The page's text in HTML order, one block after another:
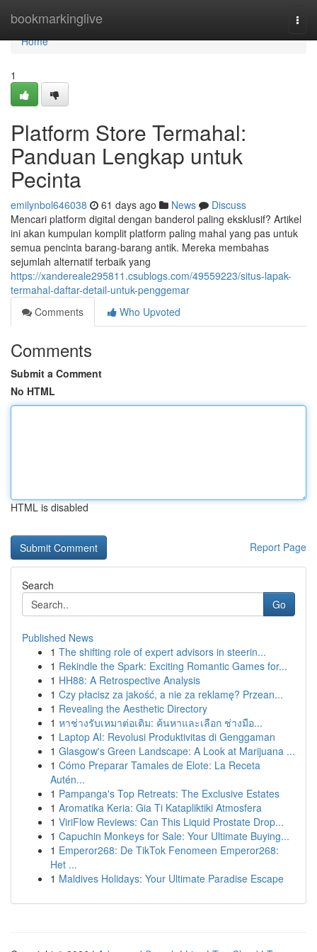
bookmarkinglive
Home
Home
1
Platform Store Termahal:
Panduan Lengkap untuk
Pecinta
emilynbol646038 61 days ago News
Discuss
Mencari platform digital dengan banderol paling eksklusif? Artikel
ini akan kumpulan komplit platform paling mahal yang pas untuk
semua pencinta barang-barang antik. Mereka membahas
sejumlah alternatif terbaik yang
https://xandereale295811.csublogs.com/49559223/situs-lapak-
termahal-daftar-detail-untuk-penggemar
Comments
Who Upvoted
Comments
Submit a Comment
No HTML
HTML is disabled
Report Page
Search
Go
Published News
1 The shifting role of expert advisors in steerin...
1 Rekindle the Spark: Exciting Romantic Games for...
1 HH88: A Retrospective Analysis
1 Czy płacisz za jakość, a nie za reklamę? Przean...
1 Revealing the Aesthetic Directory
1 หาช่างรับเหมาต่อเติม: ค้นหาและเลือก ช่างมือ...
1 Laptop AI: Revolusi Produktivitas di Genggaman
1 Glasgow's Green Landscape: A Look at Marijuana ...
1 Cómo Preparar Tamales de Elote: La Receta
Autén...
1 Pampanga's Top Retreats: The Exclusive Estates
1 Aromatika Keria: Gia Ti Katapliktiki Atmosfera
1 ViriFlow Reviews: Can This Liquid Prostate Drop...
1 Capuchin Monkeys for Sale: Your Ultimate Buying...
1 Emperor268: De TikTok Fenomeen Emperor268:
Het ...
1 Maldives Holidays: Your Ultimate Paradise Escape